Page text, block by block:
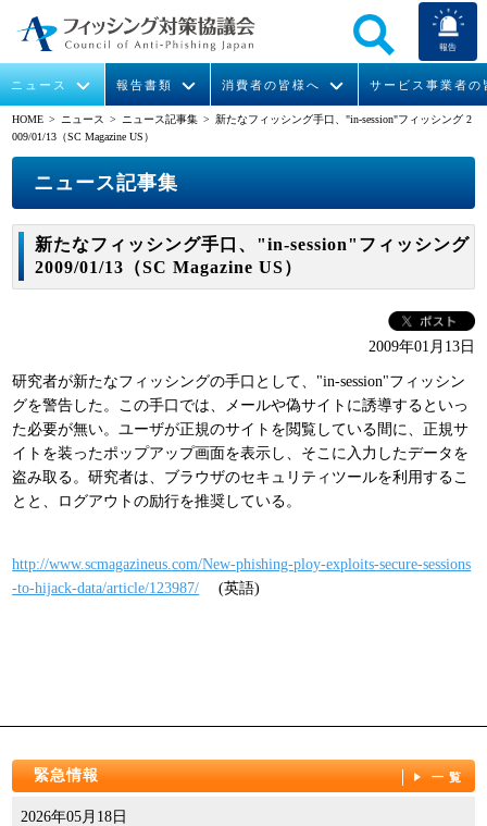
報告
ニュース
イベント
報告書類
月次報告書
消費者の皆様へ
フィッシングの報告
サービス事業者の
STOP. THINK. CONNECT.
運営委員紹介
メンバー
入会案内
パンフレット
HOME > ニュース > ニュース記事集 > 新たなフィッシング手口、"in-session"フィッシング 2
009/01/13（SC Magazine US）
ニュース記事集
新たなフィッシング手口、"in-session"フィッシング
2009/01/13（SC Magazine US）
2009年01月13日
研究者が新たなフィッシングの手口として、"in-session"フィッシン
グを警告した。この手口では、メールや偽サイトに誘導するといっ
た必要が無い。ユーザが正規のサイトを閲覧している間に、正規サ
イトを装ったポップアップ画面を表示し、そこに入力したデータを
盗み取る。研究者は、ブラウザのセキュリティツールを利用するこ
とと、ログアウトの励行を推奨している。
http://www.scmagazineus.com/New-phishing-ploy-exploits-secure-sessions
-to-hijack-data/article/123987/ (英語)
緊急情報 一覧
2026年05月18日